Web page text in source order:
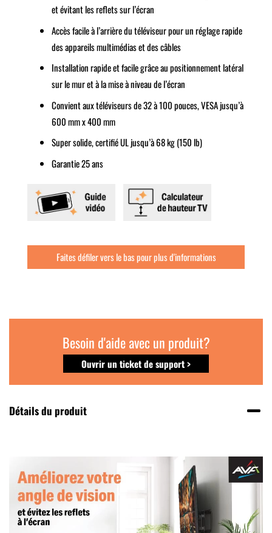
et évitant les reflets sur l’écran
Accès facile à l’arrière du téléviseur pour un réglage rapide
des appareils multimédias et des câbles
Installation rapide et facile grâce au positionnement latéral
sur le mur et à la mise à niveau de l’écran
Convient aux téléviseurs de 32 à 100 pouces, VESA jusqu’à
600 mm x 400 mm
Super solide, certifié UL jusqu’à 68 kg (150 lb)
Garantie 25 ans
Faites défiler vers le bas pour plus d'informations
Besoin d'aide avec un produit?
Ouvrir un ticket de support >
Détails du produit